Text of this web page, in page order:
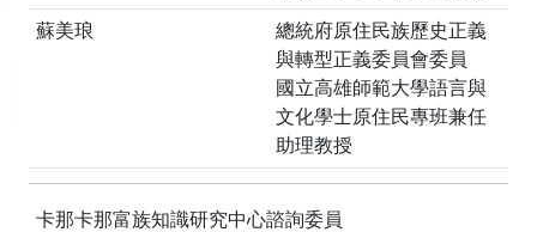
蘇美琅
總統府原住民族歷史正義
與轉型正義委員會委員
國立高雄師範大學語言與
文化學士原住民專班兼任
助理教授
卡那卡那富族知識研究中心諮詢委員